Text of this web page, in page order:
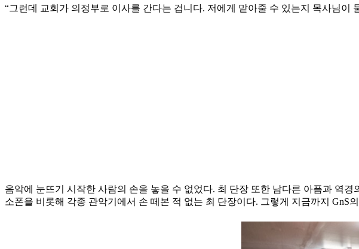
“그런데 교회가 의정부로 이사를 간다는 겁니다. 저에게 맡아줄 수 있는지 목사님
음악에 눈뜨기 시작한 사람의 손을 놓을 수 없었다. 최 단장 또한 남다른 아픔과 역
소폰을 비롯해 각종 관악기에서 손 떼본 적 없는 최 단장이다. 그렇게 지금까지 GnS